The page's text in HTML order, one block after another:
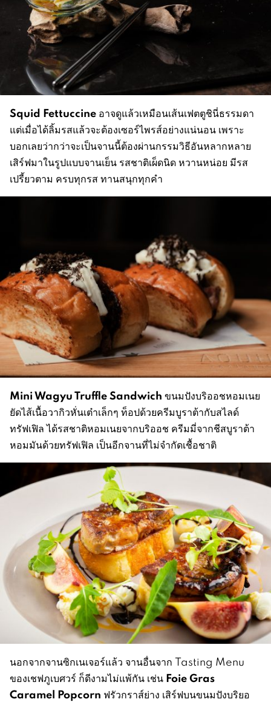
Squid Fettuccine อาจดูแล้วเหมือนเส้นเฟตตูชินี่ธรรมดา
แต่เมื่อได้ลิ้มรสแล้วจะต้องเซอร์ไพรส์อย่างแน่นอน เพราะ
บอกเลยว่ากว่าจะเป็นจานนี้ต้องผ่านกรรมวิธีอันหลากหลาย
เสิร์ฟมาในรูปแบบจานเย็น รสชาติเผ็ดนิด หวานหน่อย มีรส
เปรี้ยวตาม ครบทุกรส ทานสนุกทุกคำ
Mini Wagyu Truffle Sandwich ขนมปังบริออชหอมเนย
ยัดไส้เนื้อวากิวหั่นเต๋าเล็กๆ ท็อปด้วยครีมบูราต้ากับสไลด์
ทรัฟเฟิล ได้รสชาติหอมเนยจากบริออช ครีมมี่จากชีสบูราต้า
หอมมันด้วยทรัฟเฟิล เป็นอีกจานที่ไม่จำกัดเชื้อชาติ
นอกจากจานซิกเนเจอร์แล้ว จานอื่นจาก Tasting Menu
ของเชฟภูเบศวร์ ก็ดีงามไม่แพ้กัน เช่น Foie Gras
Caramel Popcorn ฟรัวกราส์ย่าง เสิร์ฟบนขนมปังบริยอ